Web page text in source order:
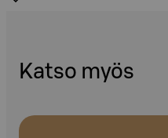
Katso myös